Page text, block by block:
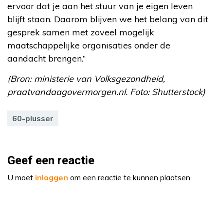
ervoor dat je aan het stuur van je eigen leven
blijft staan. Daarom blijven we het belang van dit
gesprek samen met zoveel mogelijk
maatschappelijke organisaties onder de
aandacht brengen.”
(Bron: ministerie van Volksgezondheid,
praatvandaagovermorgen.nl. Foto: Shutterstock)
60-plusser
Geef een reactie
U moet inloggen om een reactie te kunnen plaatsen.